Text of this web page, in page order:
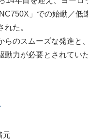
」での始動／
た。
らのスムーズな発進
動力が必要とされて
元